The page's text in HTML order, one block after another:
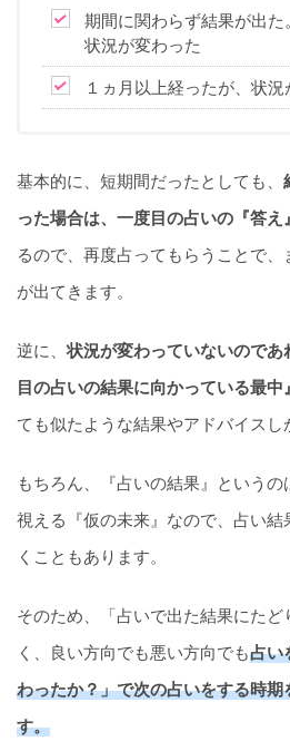
期間に関わらず結果が出た。
状況が変わった
１ヵ月以上経ったが、状
基本的に、短期間だったとしても、
った場合は、一度目の占いの『答え
るので、再度占ってもらうことで、
が出てきます。
逆に、状況が変わっていないので
目の占いの結果に向かっている最中』
ても似たような結果やアドバイスし
もちろん、『占いの結果』という
視える『仮の未来』なので、占い
くこともあります。
そのため、「占いで出た結果にた
く、良い方向でも悪い方向でも占い
わったか？」で次の占いをする時
す。